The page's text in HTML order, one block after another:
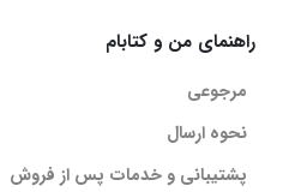
راهنمای من و کتابام
مرجوعی
نحوه ارسال
پشتیبانی و خدمات پس از فروش